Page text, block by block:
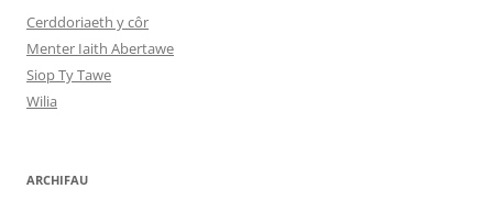
Cerddoriaeth y côr
Menter Iaith Abertawe
Siop Ty Tawe
Wilia
ARCHIFAU